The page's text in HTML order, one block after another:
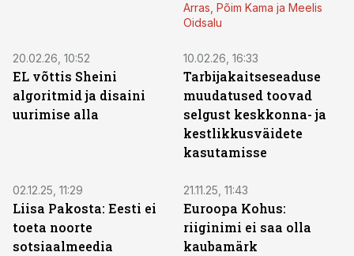
Arras, Põim Kama ja Meelis
Oidsalu
20.02.26, 10:52
EL võttis Sheini
algoritmid ja disaini
uurimise alla
10.02.26, 16:33
Tarbijakaitseseaduse
muudatused toovad
selgust keskkonna- ja
kestlikkusväidete
kasutamisse
02.12.25, 11:29
Liisa Pakosta: Eesti ei
toeta noorte
sotsiaalmeedia
21.11.25, 11:43
Euroopa Kohus:
riiginimi ei saa olla
kaubamärk